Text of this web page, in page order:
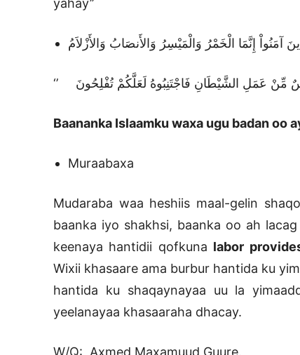
آمَنُواْ إِنَّمَا الْخَمْرُ وَالْمَيْسِرُ وَالأَنصَابُ وَالأَزْلاَمُ
مِّنْ عَمَلِ الشَّيْطَانِ فَاجْتَنِبُوهُ لَعَلَّكُمْ تُفْلِحُونَ
Baananka Islaamku waxa ugu badan oo
Muraabaxa
Mudaraba waa heshiis maal-gelin
baanka iyo shakhsi, baanka oo ah
keenaya hantidii qofkuna labor
Wixii khasaare ama burbur hantida ku
hantida ku shaqaynayaa uu la
yeelanayaa khasaaraha dhacay.
W/Q: Axmed Maxamuud Guure.